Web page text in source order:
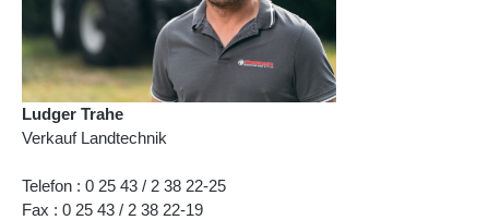
Ludger Trahe
Verkauf Landtechnik
Telefon : 0 25 43 / 2 38 22-25
Fax : 0 25 43 / 2 38 22-19